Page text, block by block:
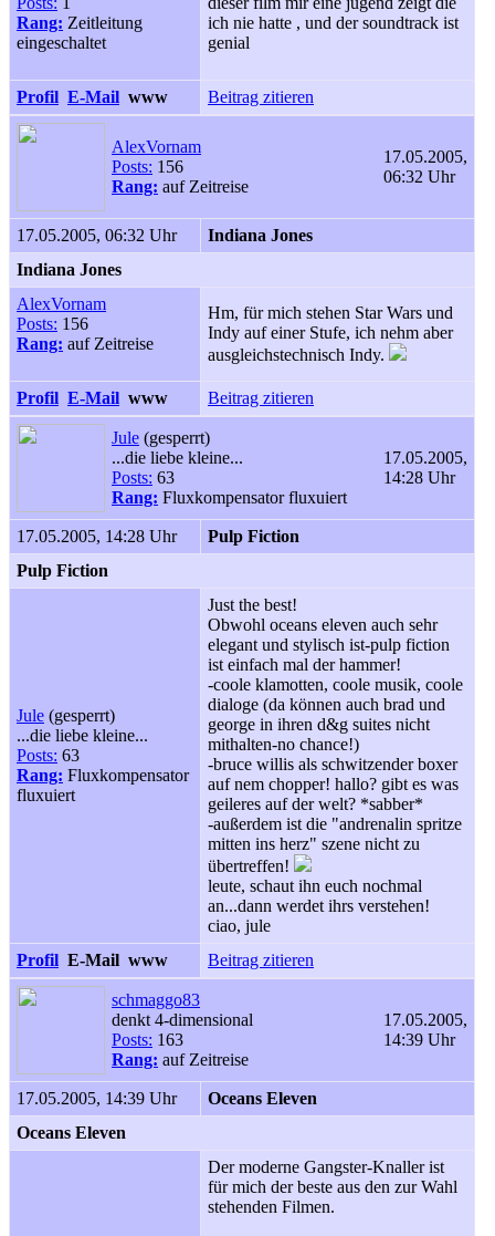
Rang: Zeitleitung
eingeschaltet
ich nie hatte , und der soundtrack ist
genial
Profil E-Mail www Beitrag zitieren
AlexVornam
Posts: 156
Rang: auf Zeitreise
17.05.2005,
06:32 Uhr
17.05.2005, 06:32 Uhr
Indiana Jones
Indiana Jones
AlexVornam
Posts: 156
Rang: auf Zeitreise
Hm, für mich stehen Star Wars und
Indy auf einer Stufe, ich nehm aber
ausgleichstechnisch Indy.
Profil E-Mail www Beitrag zitieren
Jule (gesperrt)
...die liebe kleine...
Posts: 63
Rang: Fluxkompensator fluxuiert
17.05.2005,
14:28 Uhr
17.05.2005, 14:28 Uhr
Pulp Fiction
Pulp Fiction
Jule (gesperrt)
...die liebe kleine...
Posts: 63
Rang: Fluxkompensator
fluxuiert
Just the best!
Obwohl oceans eleven auch sehr
elegant und stylisch ist-pulp fiction
ist einfach mal der hammer!
-coole klamotten, coole musik, coole
dialoge (da können auch brad und
george in ihren d&g suites nicht
mithalten-no chance!)
-bruce willis als schwitzender boxer
auf nem chopper! hallo? gibt es was
geileres auf der welt? *sabber*
-außerdem ist die "andrenalin spritze
mitten ins herz" szene nicht zu
übertreffen!
leute, schaut ihn euch nochmal
an...dann werdet ihrs verstehen!
ciao, jule
Profil E-Mail www Beitrag zitieren
schmaggo83
denkt 4-dimensional
Posts: 163
Rang: auf Zeitreise
17.05.2005,
14:39 Uhr
17.05.2005, 14:39 Uhr
Oceans Eleven
Oceans Eleven
Der moderne Gangster-Knaller ist
für mich der beste aus den zur Wahl
stehenden Filmen.